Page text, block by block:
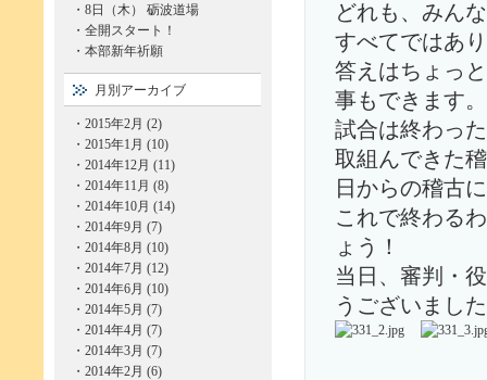
どれも、みん
すべてではあ
答えはちょっ
事もできます。
試合は終わっ
取組んできた
日からの稽古
これで終わる
ょう！
当日、審判・
うございまし
・ 8日（木） 砺波道場
・ 全開スタート！
・ 本部新年祈願
月別アーカイブ
・ 2015年2月 (2)
・ 2015年1月 (10)
・ 2014年12月 (11)
・ 2014年11月 (8)
・ 2014年10月 (14)
・ 2014年9月 (7)
・ 2014年8月 (10)
・ 2014年7月 (12)
・ 2014年6月 (10)
・ 2014年5月 (7)
・ 2014年4月 (7)
・ 2014年3月 (7)
・ 2014年2月 (6)